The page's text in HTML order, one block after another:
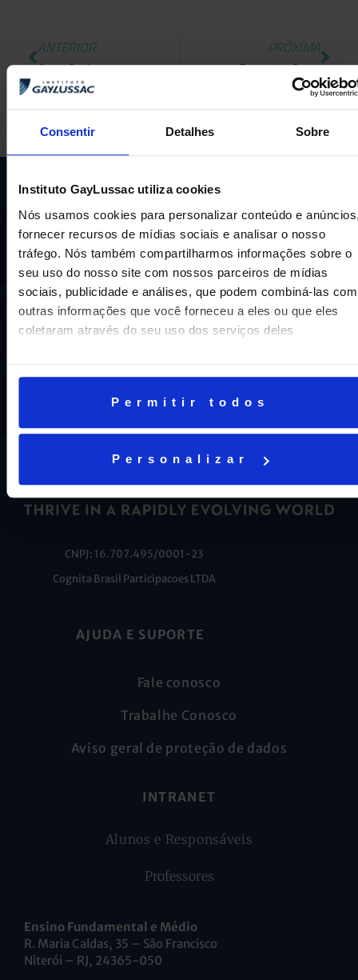
Consentir Detalhes Sobre
Instituto GayLussac utiliza cookies
Nós usamos cookies para personalizar conteúdo e
fornecer recursos de mídias sociais e analisar o nosso
tráfego. Nós também compartilharmos informações sobre o
seu uso do nosso site com nossos parceiros de mídias
sociais, publicidade e análises, que podem combiná-las com
outras informações que você forneceu a eles ou que eles
coletaram através do seu uso dos serviços deles
Permitir todos
Personalizar
ANTERIOR
Copa GayLussac
PRÓXIMA
Festa das Cores
Uma escola com mais de 70 anos de tradição e
compromisso de oferecer aos nossos alunos uma
educação inovadora e de vanguarda. A excelência está em
ENEM em Niterói, somos a segunda melhor escola do
Estado e a sétima do Brasil.
CNPJ: 16.707.495/0001-23
Cognita Brasil Participacoes LTDA
AJUDA E SUPORTE
Fale conosco
Trabalhe Conosco
Aviso geral de proteção de dados
INTRANET
Alunos e Responsáveis
Professores
Ensino Fundamental e Médio
R. Maria Caldas, 35 – São Francisco
Niterói – RJ, 24365-050